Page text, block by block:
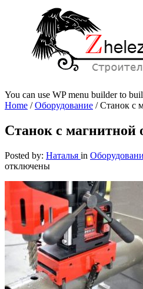
You can use WP menu builder to
Home /Оборудование /Станок с
Станок с магнитной
Posted by: Наталья in
отключены